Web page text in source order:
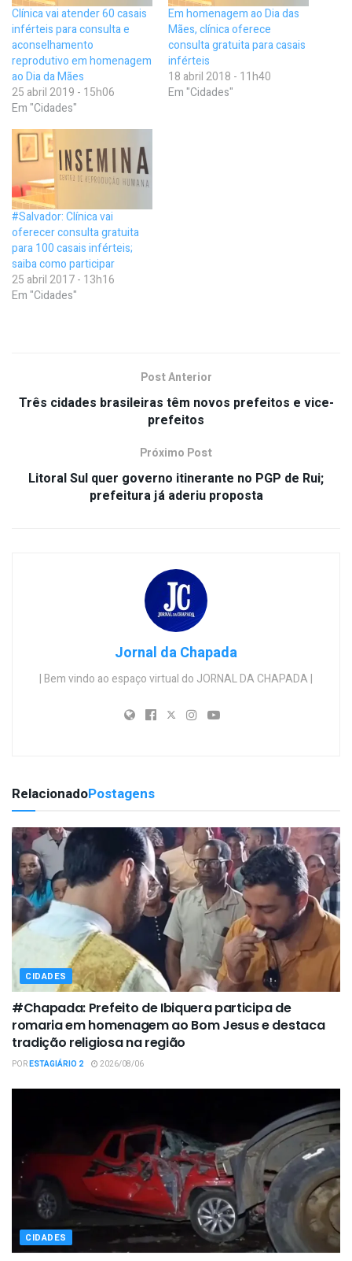
Clínica vai atender 60 casais
inférteis para consulta e
aconselhamento
reprodutivo em homenagem
ao Dia da Mães
25 abril 2019 - 15h06
Em "Cidades"
Em homenagem ao Dia das
Mães, clínica oferece
consulta gratuita para casais
inférteis
18 abril 2018 - 11h40
Em "Cidades"
#Salvador: Clínica vai
oferecer consulta gratuita
para 100 casais inférteis;
saiba como participar
25 abril 2017 - 13h16
Em "Cidades"
Post Anterior
Três cidades brasileiras têm novos prefeitos e vice-
prefeitos
Próximo Post
Litoral Sul quer governo itinerante no PGP de Rui;
prefeitura já aderiu proposta
Jornal da Chapada
| Bem vindo ao espaço virtual do JORNAL DA CHAPADA |
RelacionadoPostagens
CIDADES
#Chapada: Prefeito de Ibiquera participa de
romaria em homenagem ao Bom Jesus e destaca
tradição religiosa na região
PORESTAGIÁRIO 2 2026/08/06
CIDADES